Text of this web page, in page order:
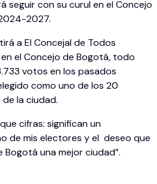
seguir con su curul en el Concejo
2027.
a El Concejal de Todos
el Concejo de Bogotá, todo
votos en los pasados
como uno de los 20
la ciudad.
cifras: significan un
de mis electores y el deseo que
una mejor ciudad”.